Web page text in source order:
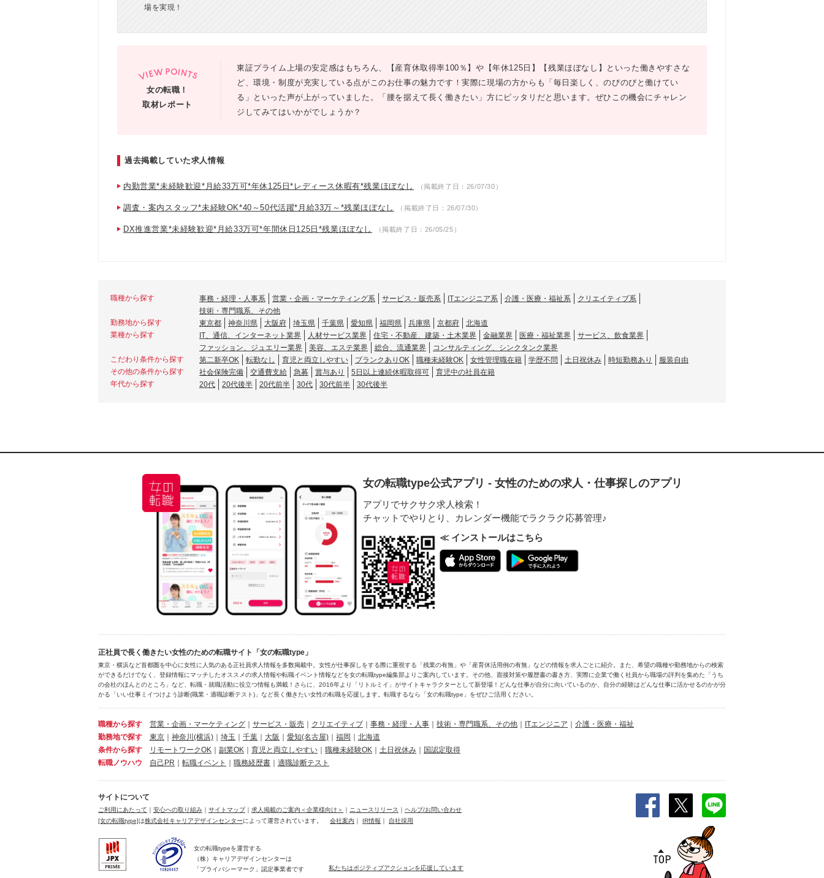
場を実現！
女の転職！
取材レポート
東証プライム上場の安定感はもちろん、【産育休取得率100％】や【年休125日】【残業ほぼなし】といった働きやすさな
ど、環境・制度が充実している点がこのお仕事の魅力です！実際に現場の方からも「毎日楽しく、のびのびと働けてい
る」といった声が上がっていました。「腰を据えて長く働きたい」方にピッタリだと思います。ぜひこの機会にチャレン
ジしてみてはいかがでしょうか？
過去掲載していた求人情報
内勤営業*未経験歓迎*月給33万可*年休125日*レディース休暇有*残業ほぼなし （掲載終了日：26/07/30）
調査・案内スタッフ*未経験OK*40～50代活躍*月給33万～*残業ほぼなし （掲載終了日：26/07/30）
DX推進営業*未経験歓迎*月給33万可*年間休日125日*残業ほぼなし （掲載終了日：26/05/25）
職種から探す 事務・経理・人事系 営業・企画・マーケティング系 サービス・販売系 ITエンジニア系 介護・医療・福祉系
クリエイティブ系
技術・専門職系、その他
勤務地から探す
東京都 神奈川県 大阪府 埼玉県 千葉県 愛知県 福岡県 兵庫県 京都府
北海道
業種から探す
IT、通信、インターネット業界 人材サービス業界 住宅・不動産、建築・土木業界 金融業界 医療・福祉業界
サービス、飲食業界
ファッション、ジュエリー業界
美容、エステ業界 総合、流通業界
コンサルティング、シンクタンク業界
こだわり条件から探す
第二新卒OK 転勤なし 育児と両立しやすい ブランクありOK 職種未経験OK 女性管理職在籍 学歴不問 土日祝休み 時短勤務あり
服装自由
その他の条件から探す
社会保険完備 交通費支給 急募 賞与あり 5日以上連続休暇取得可
育児中の社員在籍
年代から探す
20代 20代後半 20代前半 30代 30代前半 30代後半
女の転職type公式アプリ - 女性のための求人・仕事探しのアプリ
アプリでサクサク求人検索！
チャットでやりとり、カレンダー機能でラクラク応募管理♪
≪ インストールはこちら
正社員で長く働きたい女性のための転職サイト「女の転職type」
東京・横浜など首都圏を中心に女性に人気のある正社員求人情報を多数掲載中。女性が仕事探しをする際に重視する「残業の有無」や「産育休活用例の有無」などの情報を求人ごとに紹介。また、希望の職種や勤務地からの検索
ができるだけでなく、登録情報にマッチしたオススメの求人情報や転職イベント情報などを女の転職type編集部よりご案内しています。その他、面接対策や履歴書の書き方、実際に企業で働く社員から職場の評判を集めた「うち
の会社のほんとのところ」など、転職・就職活動に役立つ情報も満載！さらに、2016年より「リトルミイ」がサイトキャラクターとして新登場！どんな仕事が自分に向いているのか、自分の経験はどんな仕事に活かせるのかが分
かる「いい仕事ミイつけよう診断(職業・適職診断テスト)」など長く働きたい女性の転職を応援します。転職するなら「女の転職type」をぜひご活用ください。
職種から探す 営業・企画・マーケティング ｜ サービス・販売 ｜ クリエイティブ ｜ 事務・経理・人事 ｜ 技術・専門職系、その他 ｜ ITエンジニア ｜ 介護・医療・福祉
勤務地で探す
東京 ｜ 神奈川 (横浜) ｜ 埼玉 ｜ 千葉 ｜ 大阪 ｜ 愛知(名古屋) ｜ 福岡 ｜ 北海道
条件から探す
リモートワークOK ｜ 副業OK ｜ 育児と両立しやすい ｜ 職種未経験OK ｜ 土日祝休み ｜ 国認定取得
転職ノウハウ
自己PR ｜ 転職イベント ｜ 職務経歴書 ｜ 適職診断テスト
サイトについて
ご利用にあたって ｜ 安心への取り組み ｜ サイトマップ｜ 求人掲載のご案内＜企業様向け＞ ｜ ニュースリリース ｜ ヘルプ/お問い合わせ
[女の転職type]は株式会社キャリアデザインセンターによって運営されています。 会社案内 ｜ IR情報 ｜ 自社採用
女の転職typeを運営する
（株）キャリアデザインセンターは
「プライバシーマーク」認定事業者です
私たちはポジティブアクションを応援しています